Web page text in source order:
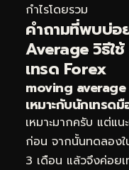
กำไรโดยรวม
คำถามที่พบบ่อ
Average วิธีใ
เทรด Forex
moving
เหมาะกับนักเทรดมื
เหมาะมากครับ แต่แน
ก่อน จากนั้นทดลอง
3 เดือน แล้วจึงค่อย